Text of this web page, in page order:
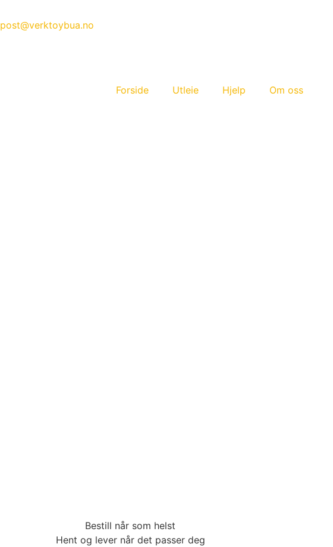
post@verktoybua.no
Forside Utleie Hjelp Om oss
Bestill når som helst
Hent og lever når det passer deg